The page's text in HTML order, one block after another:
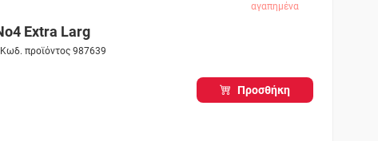
αγαπημένα
Extra Larg
προϊόντος 987639
Προσθήκη